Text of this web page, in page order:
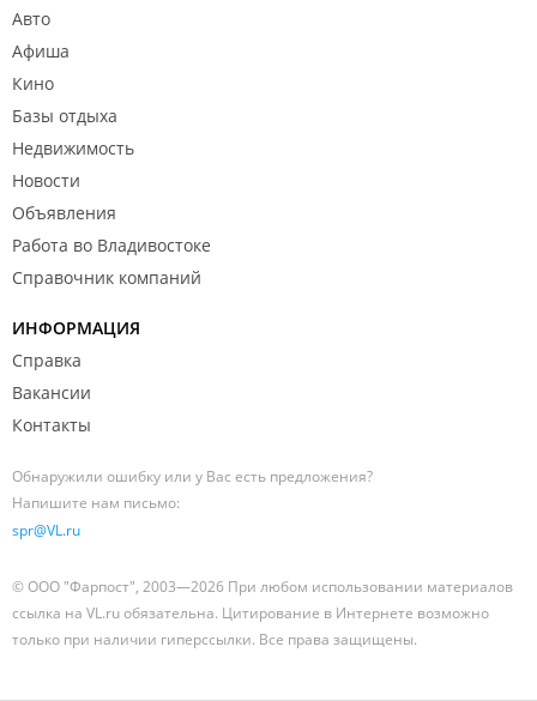
Авто
Афиша
Кино
Базы отдыха
Недвижимость
Новости
Объявления
Работа во Владивостоке
Справочник компаний
ИНФОРМАЦИЯ
Справка
Вакансии
Контакты
Обнаружили ошибку или у Вас есть предложения?
Напишите нам письмо:
spr@VL.ru
© ООО "Фарпост", 2003—2026 При любом использовании материалов
ссылка на VL.ru обязательна. Цитирование в Интернете возможно
только при наличии гиперссылки. Все права защищены.